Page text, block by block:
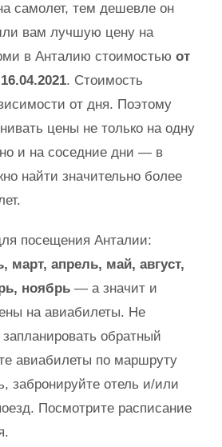
самолет, тем дешевле он
вам лучшую цену на
в Анталию стоимостью от
. Стоимость
от дня. Поэтому
цены не только на одну
но и на соседние дни — в
найти значительно более
посещения Анталии:
март, апрель, май, август,
ноябрь — а значит и
на авиабилеты. Не
запланировать обратный
авиабилеты по маршруту
отель и/или
Посмотрите расписание